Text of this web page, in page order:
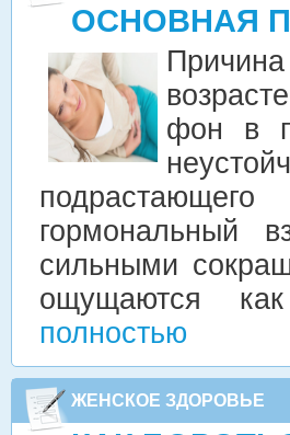
ОСНОВНАЯ
фон в
гормональный
сильными
ощущаются
полностью
ЖЕНСКОЕ ЗДОРОВЬЕ